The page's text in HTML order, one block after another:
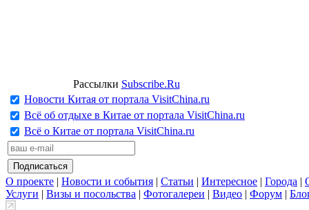
Рассылки Subscribe.Ru
Новости Китая от портала VisitChina.ru
Всё об отдыхе в Китае от портала VisitChina.ru
Всё о Китае от портала VisitChina.ru
О проекте | Новости и события | Статьи | Интересное | Города |
Услуги | Визы и посольства | Фотогалереи | Видео | Форум |